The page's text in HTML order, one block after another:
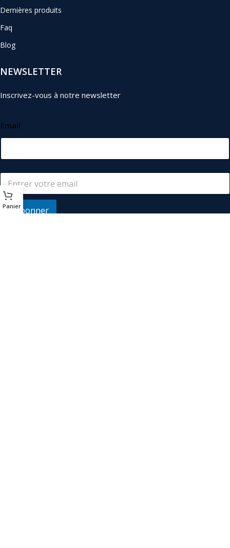
Dernières produits
Faq
Blog
NEWSLETTER
Inscrivez-vous à notre newsletter
Email
S'abonner
Panier